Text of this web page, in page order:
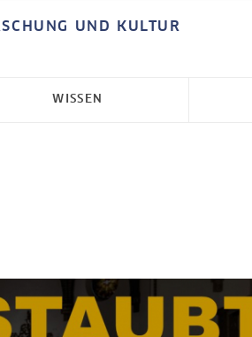
UND KULTUR
WISSEN